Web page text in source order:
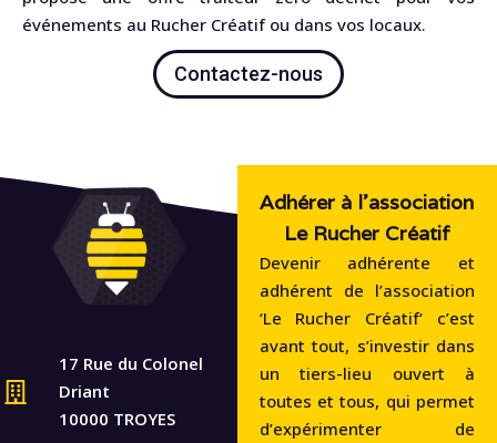
événements au Rucher Créatif ou dans vos locaux.
Contactez-nous
17 Rue du Colonel
Driant
10000 TROYES
Adhérer à l'association
Le Rucher Créatif
Devenir adhérente et
adhérent de l’association
‘Le Rucher Créatif‘ c’est
avant tout, s’investir dans
un tiers-lieu ouvert à
toutes et tous, qui permet
d’expérimenter de